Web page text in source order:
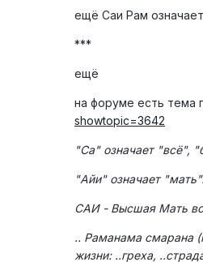
ещё Саи Рам
***
ещё
на форуме есть тема
showtopic=3642
"Са" означает "всё",
"Айи" означает "мать".
САИ - Высшая Мать
.. Раманама смарана
жизни: ..греха,